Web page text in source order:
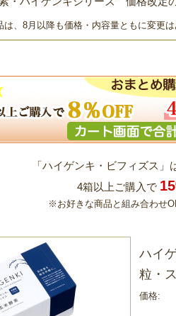
は、8月以降も価格・内容量ともに変更は
「ハイゲンキ・ビフィズス」
4箱以上ご購入で
※お好きな商品と組み合わせ
ハイ
粒・
価格: